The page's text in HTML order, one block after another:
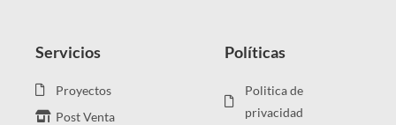
Servicios
Proyectos
Post Venta
Políticas
Politica de
privacidad